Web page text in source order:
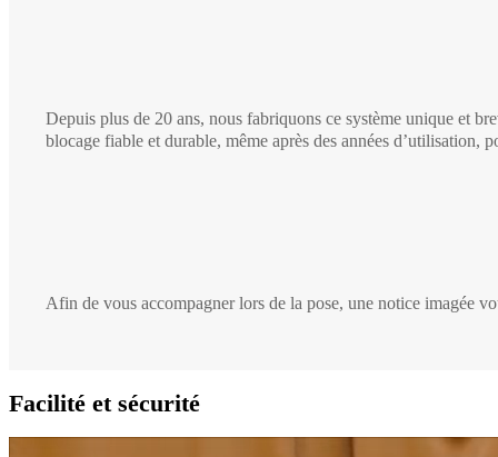
Depuis plus de 20 ans, nous fabriquons ce système unique et
blocage fiable et durable, même après des années
Afin de vous accompagner lors de la pose, une notice imagée
Facilité et sécurité